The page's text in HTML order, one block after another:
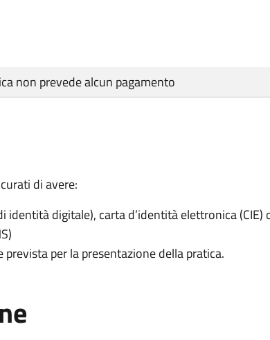
non prevede alcun pagamento
di avere:
identità digitale), carta d’identità elettronica (CIE)
per la presentazione della pratica.